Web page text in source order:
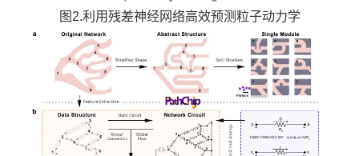
图2.利用残差神经网络高效预测粒子动力学